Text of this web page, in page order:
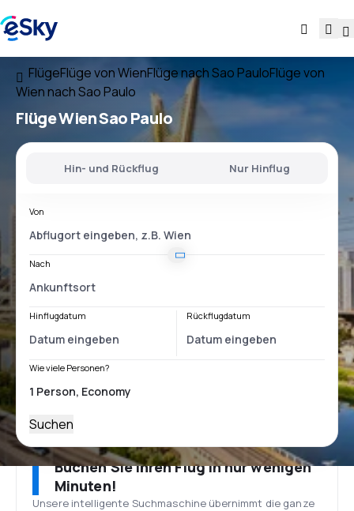
FlügeFlüge von WienFlüge nach Sao PauloFlüge von
Wien nach Sao Paulo
FlügeWien Sao Paulo
Hin- und Rückflug Nur Hinflug
Von
Nach
Hinflugdatum Rückflugdatum
Wie viele Personen?
Suchen
Buchen Sie Ihren Flug in nur wenigen
Minuten!
Unsere intelligente Suchmaschine übernimmt die ganze